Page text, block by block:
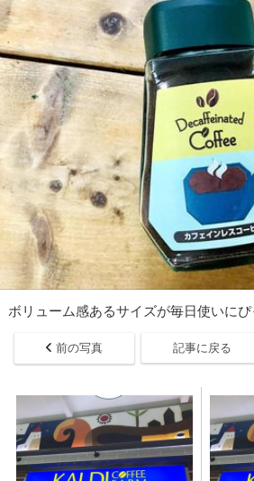
ボリューム感あるサイズが毎日使いにぴ
前の写真 記事に戻る